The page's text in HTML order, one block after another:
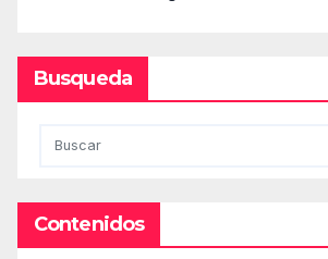
Busqueda
Contenidos